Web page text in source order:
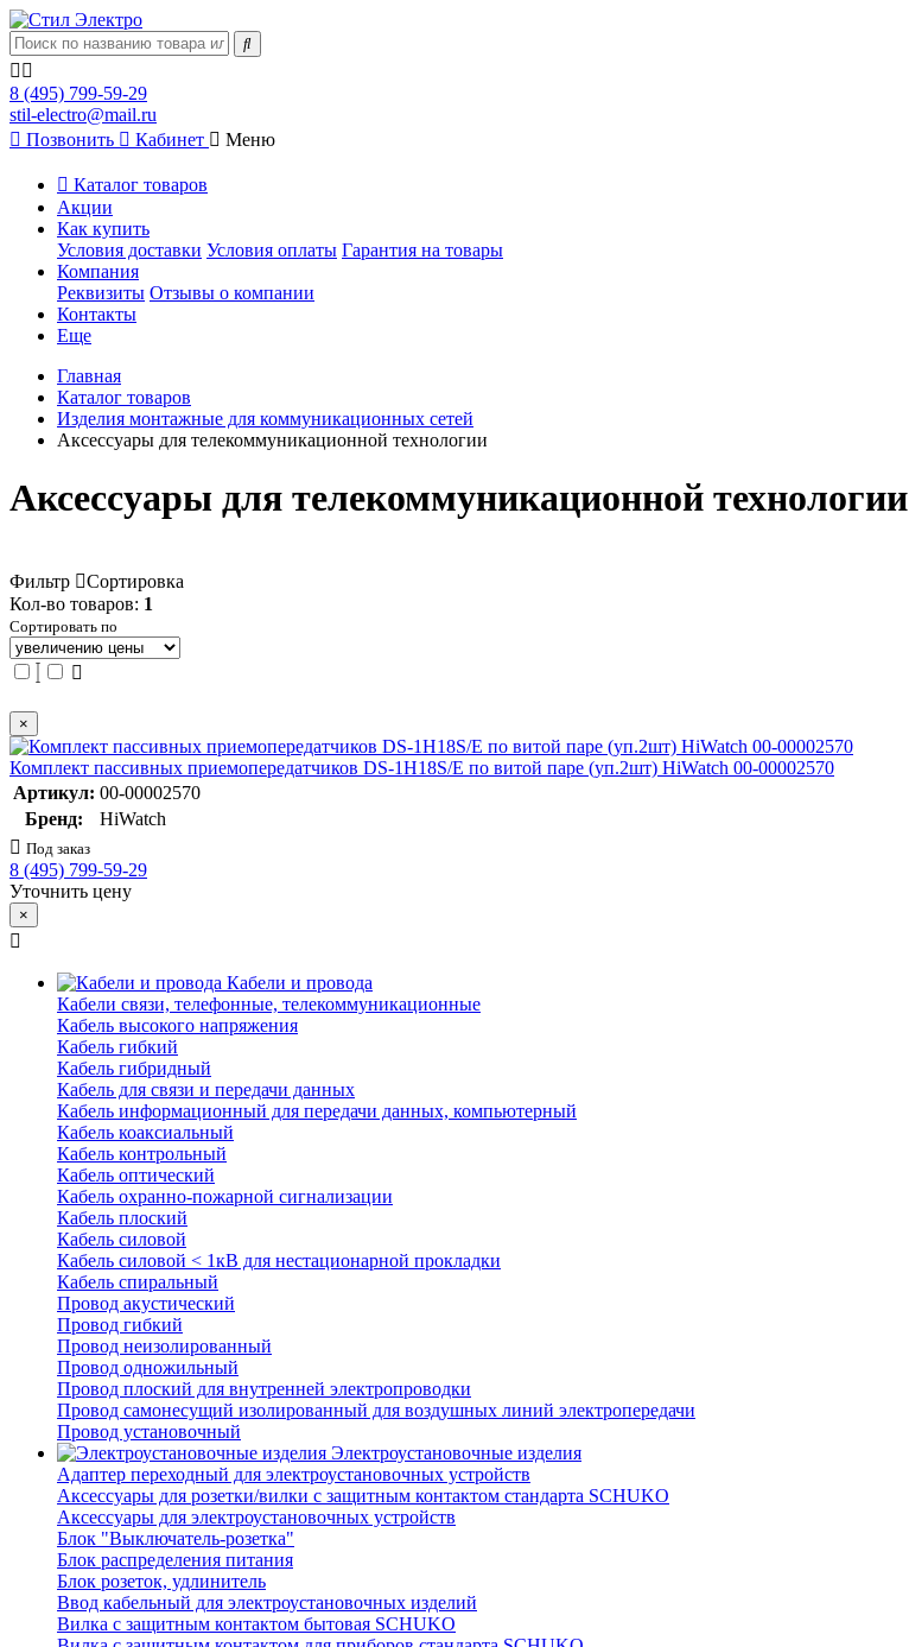
8 (495) 799-59-29
stil-electro@mail.ru
Позвонить
Кабинет Меню
Каталог товаров
Акции
Как купить
Условия доставки Условия оплаты Гарантия на товары
Компания
Реквизиты Отзывы о компании
Контакты
Еще
Главная
Каталог товаров
Изделия монтажные для коммуникационных сетей
Аксессуары для телекоммуникационной технологии
Аксессуары для телекоммуникационной технологии
Фильтр
Сортировка
Кол-во товаров: 1
Сортировать по
×
Комплект пассивных приемопередатчиков DS-1H18S/E по витой паре (уп.2шт) HiWatch 00-00002570
Артикул: 00-00002570
Бренд:
HiWatch
Под заказ
8 (495) 799-59-29
Уточнить цену
×
Кабели и провода
Кабели связи, телефонные, телекоммуникационные
Кабель высокого напряжения
Кабель гибкий
Кабель гибридный
Кабель для связи и передачи данных
Кабель информационный для передачи данных, компьютерный
Кабель коаксиальный
Кабель контрольный
Кабель оптический
Кабель охранно-пожарной сигнализации
Кабель плоский
Кабель силовой
Кабель силовой < 1кВ для нестационарной прокладки
Кабель спиральный
Провод акустический
Провод гибкий
Провод неизолированный
Провод одножильный
Провод плоский для внутренней электропроводки
Провод самонесущий изолированный для воздушных линий электропередачи
Провод установочный
Электроустановочные изделия
Адаптер переходный для электроустановочных устройств
Аксессуары для розетки/вилки с защитным контактом стандарта SCHUKO
Аксессуары для электроустановочных устройств
Блок "Выключатель-розетка"
Блок распределения питания
Блок розеток, удлинитель
Ввод кабельный для электроустановочных изделий
Вилка с защитным контактом бытовая SCHUKO